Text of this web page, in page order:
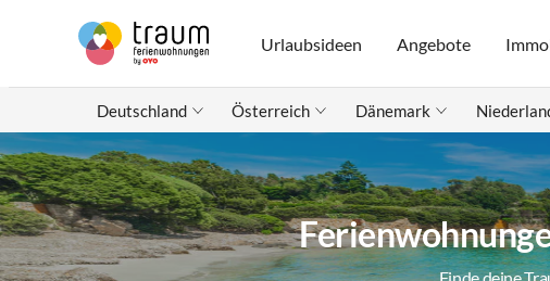
Urlaubsideen Angebote
Deutschland Österreich Dänemark